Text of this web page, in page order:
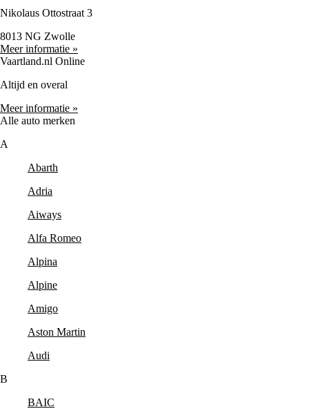
Nikolaus Ottostraat 3
8013 NG Zwolle
Meer informatie »
Vaartland.nl Online
Altijd en overal
Meer informatie »
Alle auto merken
A
Abarth
Adria
Aiways
Alfa Romeo
Alpina
Alpine
Amigo
Aston Martin
Audi
B
BAIC